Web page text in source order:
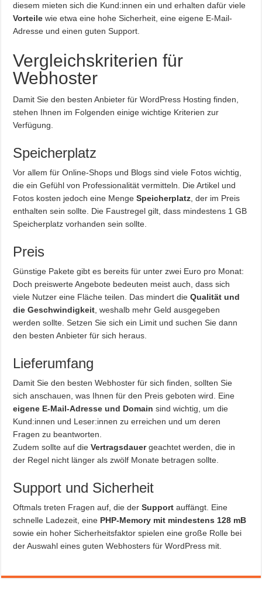
diesem mieten sich die Kund:innen ein und erhalten dafür viele
Vorteile wie etwa eine hohe Sicherheit, eine eigene E-Mail-
Adresse und einen guten Support.
Vergleichskriterien für
Webhoster
Damit Sie den besten Anbieter für WordPress Hosting finden,
stehen Ihnen im Folgenden einige wichtige Kriterien zur
Verfügung.
Speicherplatz
Vor allem für Online-Shops und Blogs sind viele Fotos wichtig,
die ein Gefühl von Professionalität vermitteln. Die Artikel und
Fotos kosten jedoch eine MengeSpeicherplatz , der im Preis
enthalten sein sollte. Die Faustregel gilt, dass mindestens 1 GB
Speicherplatz vorhanden sein sollte.
Preis
Günstige Pakete gibt es bereits für unter zwei Euro pro Monat:
Doch preiswerte Angebote bedeuten meist auch, dass sich
viele Nutzer eine Fläche teilen. Das mindert dieQualität und
die Geschwindigkeit , weshalb mehr Geld ausgegeben
werden sollte. Setzen Sie sich ein Limit und suchen Sie dann
den besten Anbieter für sich heraus.
Lieferumfang
Damit Sie den besten Webhoster für sich finden, sollten Sie
sich anschauen, was Ihnen für den Preis geboten wird. Eine
eigene E-Mail-Adresse und Domain sind wichtig, um die
Kund:innen und Leser:innen zu erreichen und um deren
Fragen zu beantworten.
Zudem sollte auf dieVertragsdauergeachtet werden, die in
der Regel nicht länger als zwölf Monate betragen sollte.
Support und Sicherheit
Oftmals treten Fragen auf, die derSupport auffängt. Eine
schnelle Ladezeit, eine PHP-Memory mit mindestens 128 mB
sowie ein hoher Sicherheitsfaktor spielen eine große Rolle bei
der Auswahl eines guten Webhosters für WordPress mit.